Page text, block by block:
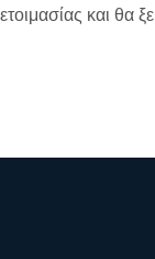
ετοιμασίας και θα